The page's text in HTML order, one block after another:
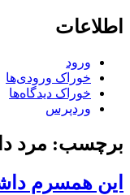
اطلاعات
ورود
خوراک ورودی‌ها
خوراک دیدگاه‌ها
وردپرس
برچسب: مرد
این همسرم